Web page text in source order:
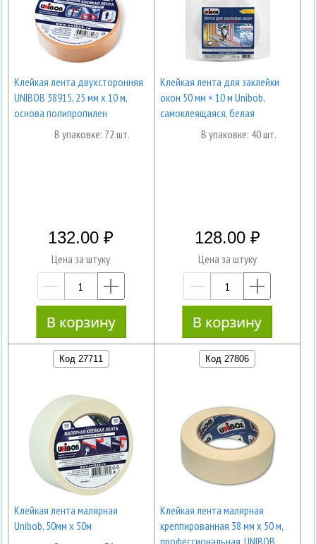
Клейкая лента двухсторонняя
UNIBOB 38915, 25 мм х 10 м,
основа полипропилен
В упаковке: 72 шт.
132.00
Цена за штуку
—
Клейкая лента для заклейки
окон 50 мм × 10 м Unibob,
самоклеящаяся, белая
В упаковке: 40 шт.
128.00
Цена за штуку
—
Код 27711
Клейкая лента малярная
Unibob, 50мм х 50м
Код 27806
Клейкая лента малярная
креппированная 38 мм х 50 м,